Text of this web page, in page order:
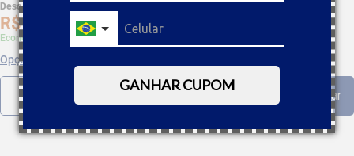
GANHAR CUPOM
Desc. de
R$
Economize 5% à vista com Boleto, PIX
Opções de parcelamento